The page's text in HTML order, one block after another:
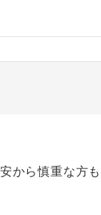
から慎重な方も